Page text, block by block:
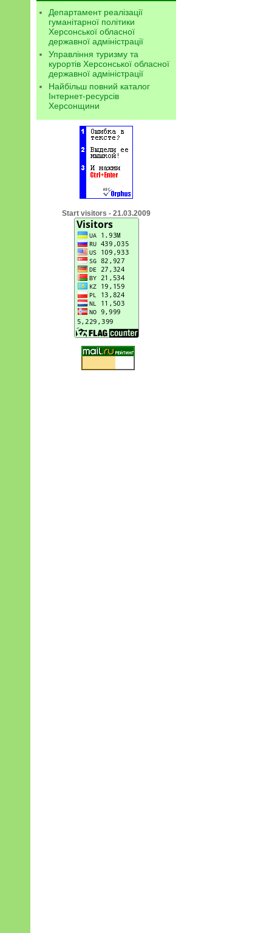
Департамент реалізації
гуманітарної політики
Херсонської обласної
державної адміністрації
Управління туризму та
курортів Херсонської обласної
державної адміністрації
Найбільш повний каталог
Інтернет-ресурсів
Херсонщини
Start visitors - 21.03.2009